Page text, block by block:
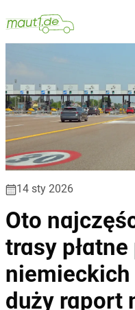
14 sty 2026
Oto
trasy płatne
duży raport